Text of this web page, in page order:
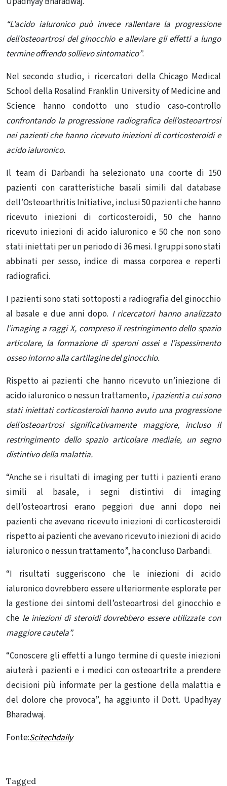
“L’acido ialuronico può invece rallentare la progressione
dell’osteoartrosi del ginocchio e alleviare gli effetti a lungo
termine offrendo sollievo sintomatico”.
Nel secondo studio, i ricercatori della Chicago Medical
School della Rosalind Franklin University of Medicine and
Science hanno condotto uno studio caso-controllo
confrontando la progressione radiografica dell’osteoartrosi
nei pazienti che hanno ricevuto iniezioni di corticosteroidi e
acido ialuronico.
Il team di Darbandi ha selezionato una coorte di 150
pazienti con caratteristiche basali simili dal database
dell’Osteoarthritis Initiative, inclusi 50 pazienti che hanno
ricevuto iniezioni di corticosteroidi, 50 che hanno
ricevuto iniezioni di acido ialuronico e 50 che non sono
stati iniettati per un periodo di 36 mesi. I gruppi sono stati
abbinati per sesso, indice di massa corporea e reperti
radiografici.
I pazienti sono stati sottoposti a radiografia del ginocchio
al basale e due anni dopo. I ricercatori hanno analizzato
l’imaging a raggi X, compreso il restringimento dello spazio
articolare, la formazione di speroni ossei e l’ispessimento
osseo intorno alla cartilagine del ginocchio.
Rispetto ai pazienti che hanno ricevuto un’iniezione di
acido ialuronico o nessun trattamento, i pazienti a cui sono
stati iniettati corticosteroidi hanno avuto una progressione
dell’osteoartrosi significativamente maggiore, incluso il
restringimento dello spazio articolare mediale, un segno
distintivo della malattia.
“Anche se i risultati di imaging per tutti i pazienti erano
simili al basale, i segni distintivi di imaging
dell’osteoartrosi erano peggiori due anni dopo nei
pazienti che avevano ricevuto iniezioni di corticosteroidi
rispetto ai pazienti che avevano ricevuto iniezioni di acido
ialuronico o nessun trattamento”, ha concluso Darbandi.
“I risultati suggeriscono che le iniezioni di acido
ialuronico dovrebbero essere ulteriormente esplorate per
la gestione dei sintomi dell’osteoartrosi del ginocchio e
che le iniezioni di steroidi dovrebbero essere utilizzate con
maggiore cautela”.
“Conoscere gli effetti a lungo termine di queste iniezioni
aiuterà i pazienti e i medici con osteoartrite a prendere
decisioni più informate per la gestione della malattia e
del dolore che provoca”, ha aggiunto il Dott. Upadhyay
Bharadwaj.
Fonte:Scitechdaily
Tagged